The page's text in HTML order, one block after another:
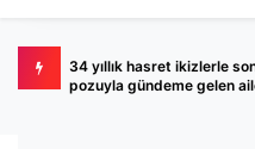
34 yıllık hasret ikizlerle
pozuyla gündeme gelen